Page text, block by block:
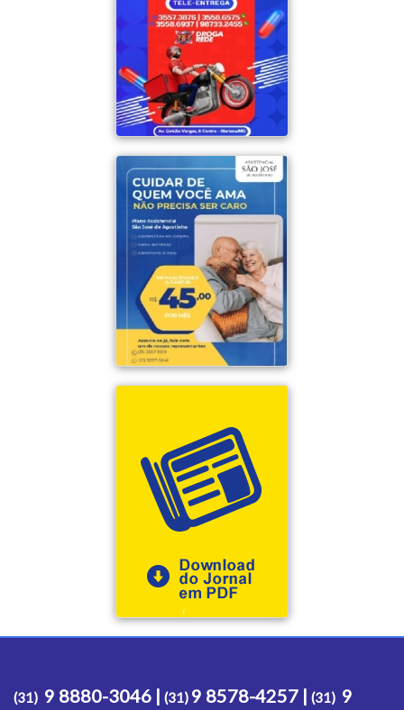
(31) 9 8880-3046 | (31) 9 8578-4257 | (31) 9